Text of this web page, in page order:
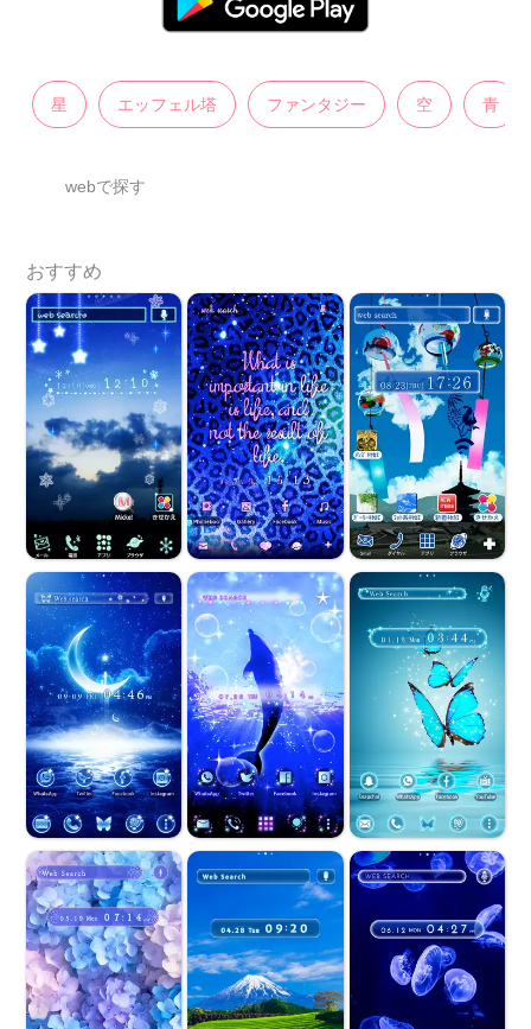
星 エッフェル塔 ファンタジー 空 青
webで探す
おすすめ